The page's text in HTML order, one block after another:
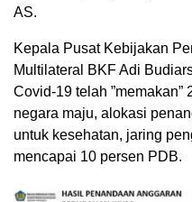
AS.
Kepala Pusat Kebijakan
Multilateral BKF Adi
Covid-19 telah
negara maju, alokasi
untuk kesehatan, jaring
mencapai 10 persen PDB.